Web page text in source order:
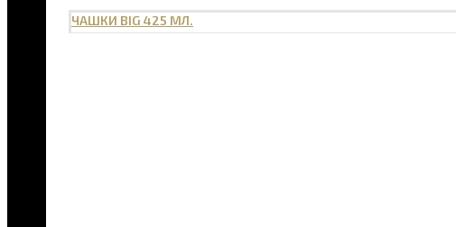
ЧАШКИ BIG 425 МЛ.